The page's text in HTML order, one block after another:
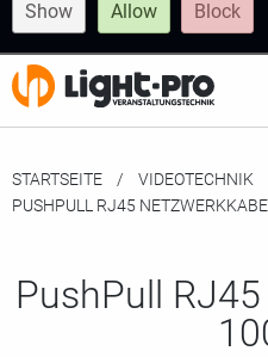
Show Allow Block
STARTSEITE VIDEOTECHNIK
MOMENTAN:
PUSHPULL RJ45
PushPull